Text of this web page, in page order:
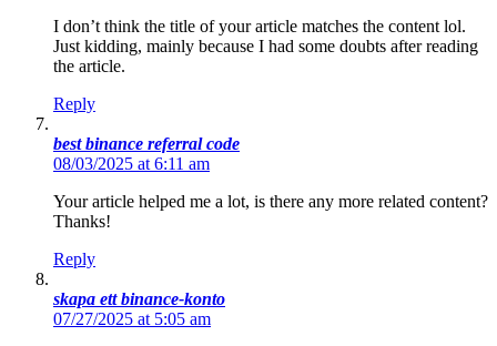
I don’t think the title of your article matches the content lol.
Just kidding, mainly because I had some doubts after reading
the article.
Reply
best binance referral code
08/03/2025 at 6:11 am
Your article helped me a lot, is there any more related content?
Thanks!
Reply
skapa ett binance-konto
07/27/2025 at 5:05 am